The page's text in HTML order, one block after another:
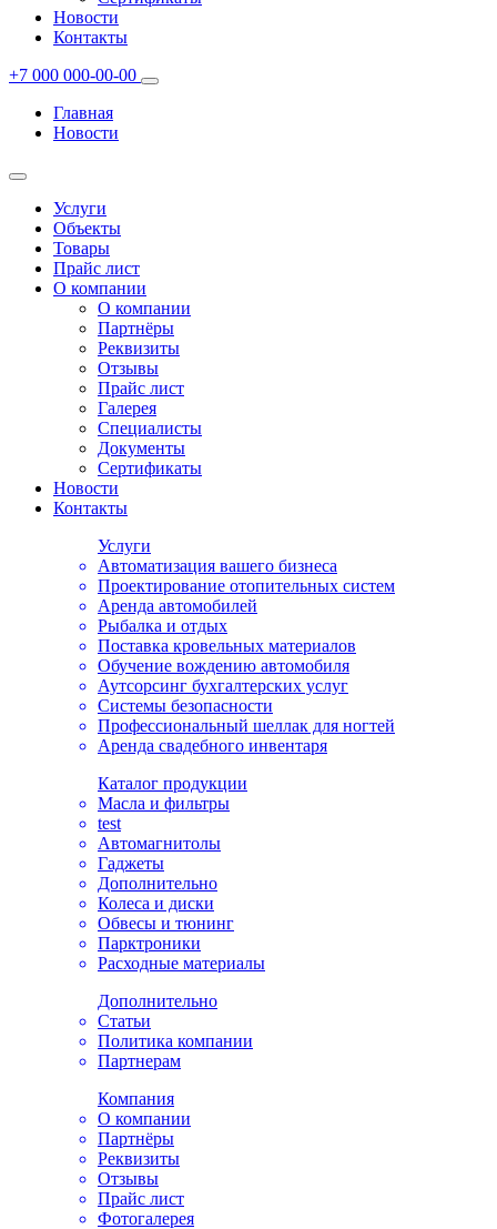
Новости
Контакты
+7 000 000-00-00
Главная
Новости
Услуги
Объекты
Товары
Прайс лист
О компании
О компании
Партнёры
Реквизиты
Отзывы
Прайс лист
Галерея
Специалисты
Документы
Сертификаты
Новости
Контакты
Услуги
Автоматизация вашего бизнеса
Проектирование отопительных систем
Аренда автомобилей
Рыбалка и отдых
Поставка кровельных материалов
Обучение вождению автомобиля
Аутсорсинг бухгалтерских услуг
Системы безопасности
Профессиональный шеллак для ногтей
Аренда свадебного инвентаря
Каталог продукции
Масла и фильтры
test
Автомагнитолы
Гаджеты
Дополнительно
Колеса и диски
Обвесы и тюнинг
Парктроники
Расходные материалы
Дополнительно
Статьи
Политика компании
Партнерам
Компания
О компании
Партнёры
Реквизиты
Отзывы
Прайс лист
Фотогалерея